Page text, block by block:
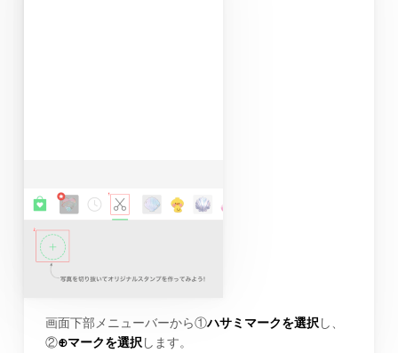
画面下部メニューバーから①ハサミマークを選択 し、
②⊕マークを選択 します。